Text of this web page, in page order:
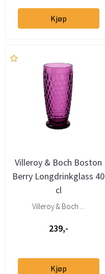
Kjøp
Villeroy & Boch Boston
Berry Longdrinkglass 40
cl
Villeroy & Boch ...
239,-
Kjøp